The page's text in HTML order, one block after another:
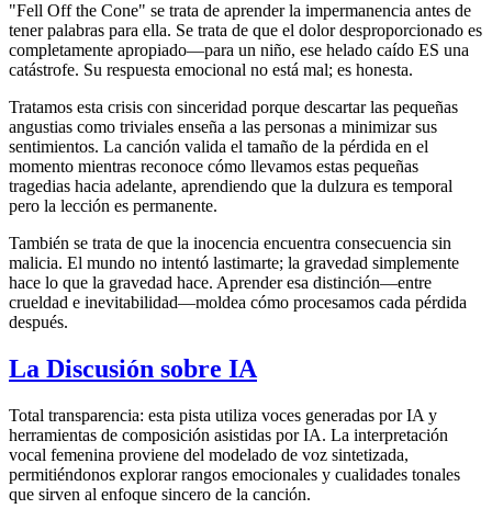
"Fell Off the Cone" se trata de aprender la impermanencia antes de
tener palabras para ella. Se trata de que el dolor desproporcionado es
completamente apropiado—para un niño, ese helado caído ES una
catástrofe. Su respuesta emocional no está mal; es honesta.
Tratamos esta crisis con sinceridad porque descartar las pequeñas
angustias como triviales enseña a las personas a minimizar sus
sentimientos. La canción valida el tamaño de la pérdida en el
momento mientras reconoce cómo llevamos estas pequeñas
tragedias hacia adelante, aprendiendo que la dulzura es temporal
pero la lección es permanente.
También se trata de que la inocencia encuentra consecuencia sin
malicia. El mundo no intentó lastimarte; la gravedad simplemente
hace lo que la gravedad hace. Aprender esa distinción—entre
crueldad e inevitabilidad—moldea cómo procesamos cada pérdida
después.
La Discusión sobre IA
Total transparencia: esta pista utiliza voces generadas por IA y
herramientas de composición asistidas por IA. La interpretación
vocal femenina proviene del modelado de voz sintetizada,
permitiéndonos explorar rangos emocionales y cualidades tonales
que sirven al enfoque sincero de la canción.